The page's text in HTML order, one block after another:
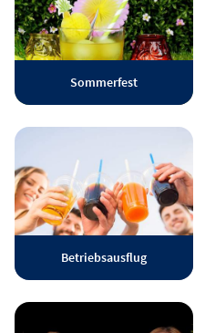
Sommerfest
Betriebsausflug